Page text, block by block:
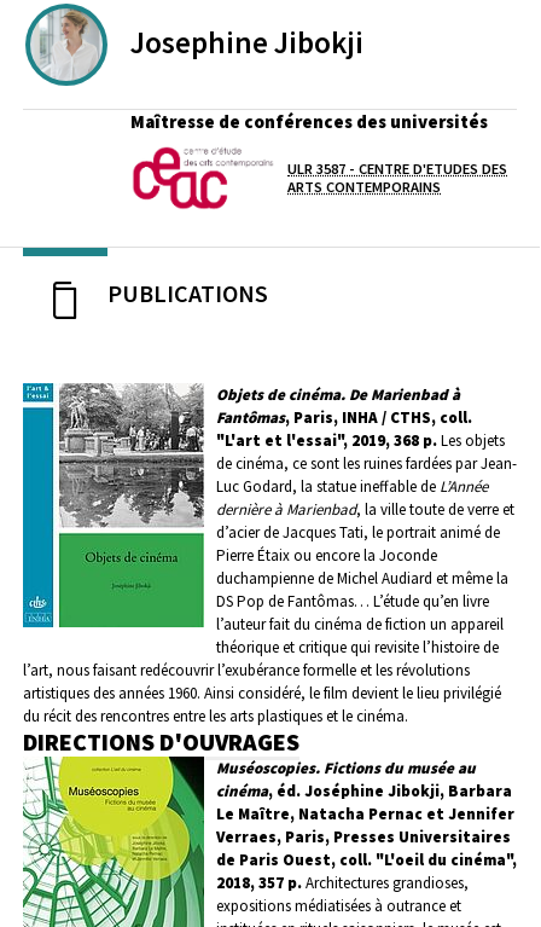
JosephineJibokji
Maîtresse de conférences des universités
Laboratoire / équipe
ULR 3587 - CENTRE D'ETUDES DES
ARTS CONTEMPORAINS
PUBLICATIONS
Objets de cinéma. De Marienbad à
Fantômas, Paris, INHA / CTHS, coll.
"L'art et l'essai", 2019, 368 p.Les objets
de cinéma, ce sont les ruines fardées par Jean-
Luc Godard, la statue ineffable de L’Année
dernière à Marienbad, la ville toute de verre et
d’acier de Jacques Tati, le portrait animé de
Pierre Étaix ou encore la Joconde
duchampienne de Michel Audiard et même la
DS Pop de Fantômas… L’étude qu’en livre
l’auteur fait du cinéma de fiction un appareil
théorique et critique qui revisite l’histoire de
l’art, nous faisant redécouvrir l’exubérance formelle et les révolutions
artistiques des années 1960. Ainsi considéré, le film devient le lieu privilégié
du récit des rencontres entre les arts plastiques et le cinéma.
DIRECTIONS D'OUVRAGES
Muséoscopies. Fictions du musée au
cinéma, éd. Joséphine Jibokji, Barbara
Le Maître, Natacha Pernac et Jennifer
Verraes, Paris, Presses Universitaires
de Paris Ouest, coll. "L'oeil du cinéma",
2018, 357 p.Architectures grandioses,
expositions médiatisées à outrance et